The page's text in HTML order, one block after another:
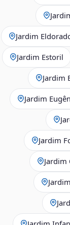
Jardim
Jardim Estoril
Jardim
Jardim
Jardim
Jardim